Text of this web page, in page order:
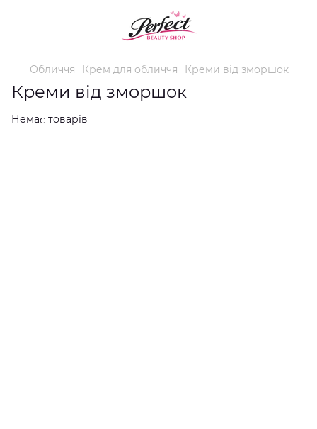
Обличчя Крем для обличчя Креми від зморшок
Креми від зморшок
Немає товарів